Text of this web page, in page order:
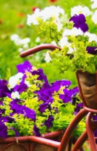
Взошли 7 семян и еще
но вроде живое (это
выходить). Всхожесть
В ватных дисках ни
Думаю, что они
коробочки на какую-
свернутое полотенце.
Динамика роста
Сравнение сеянцев в